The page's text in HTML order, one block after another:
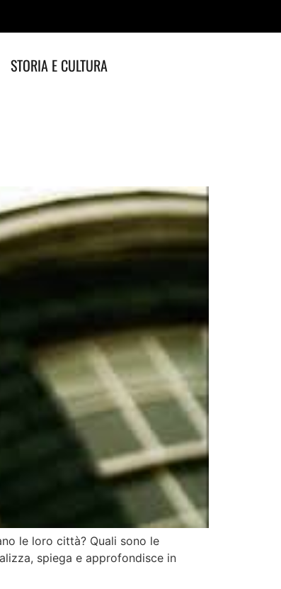
STORIA E CULTURA
le loro città? Quali sono le
spiega e approfondisce in